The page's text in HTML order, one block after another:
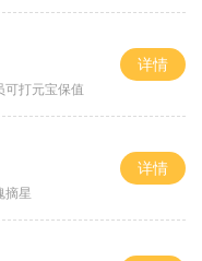
可打元宝保值
详情
摘星
详情